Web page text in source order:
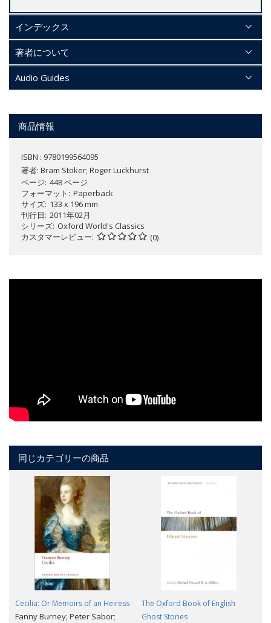
インデックス
著者について
Audio Guides
商品情報
ISBN : 9780199564095
著者: Bram Stoker; Roger Luckhurst
ページ 448 ページ
フォーマット
Paperback
サイズ 133 x 196 mm
刊行日 2011年02月
シリーズ Oxford World's Classics
カスタマーレビュー
(0)
同じカテゴリーの商品
Cecilia: Or Memoirs of an Heiress
Fanny Burney; Peter Sabor;
The Oxford Book of English
Ghost Stories